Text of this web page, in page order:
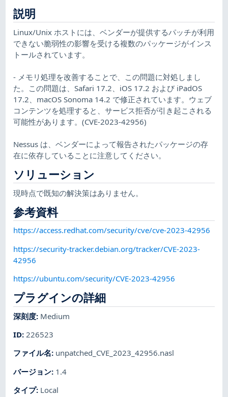
説明
Linux/Unix ホストには、ベンダーが提供するパッチが利用
できない脆弱性の影響を受ける複数のパッケージがインス
トールされています。
- メモリ処理を改善することで、この問題に対処しまし
た。この問題は、Safari 17.2、iOS 17.2 および iPadOS
17.2、macOS Sonoma 14.2 で修正されています。ウェブ
コンテンツを処理すると、サービス拒否が引き起こされる
可能性があります。(CVE-2023-42956)
Nessus は、ベンダーによって報告されたパッケージの存
在に依存していることに注意してください。
ソリューション
現時点で既知の解決策はありません。
参考資料
https://access.redhat.com/security/cve/cve-2023-42956
https://security-tracker.debian.org/tracker/CVE-2023-
42956
https://ubuntu.com/security/CVE-2023-42956
プラグインの詳細
深刻度: Medium
ID:226523
ファイル名: unpatched_CVE_2023_42956.nasl
バージョン: 1.4
タイプ: Local